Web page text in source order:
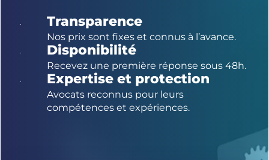
Transparence
Nos prix sont fixes et connus à l’avance.
Disponibilité
Recevez une première réponse sous 48h.
Expertise et protection
Avocats reconnus pour leurs
compétences et expériences.